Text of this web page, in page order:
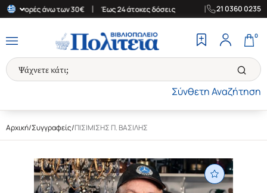
αγορές άνω των 30€ | Έως 24 άτοκες δόσεις Δωρεάν
21 0360 0235
Σύνθετη Αναζήτηση
0
Αρχική/Συγγραφείς/ΠΙΣΙΜΙΣΗΣ Π. ΒΑΣΙΛΗΣ